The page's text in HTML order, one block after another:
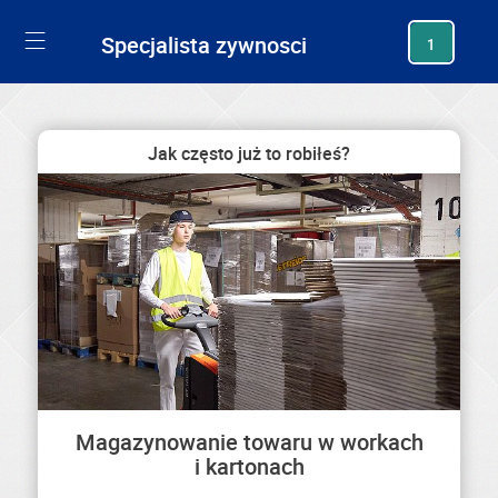
Specjalista zywnosci 1
Jak często już to robiłeś?
Magazynowanie towaru w workach
i kartonach